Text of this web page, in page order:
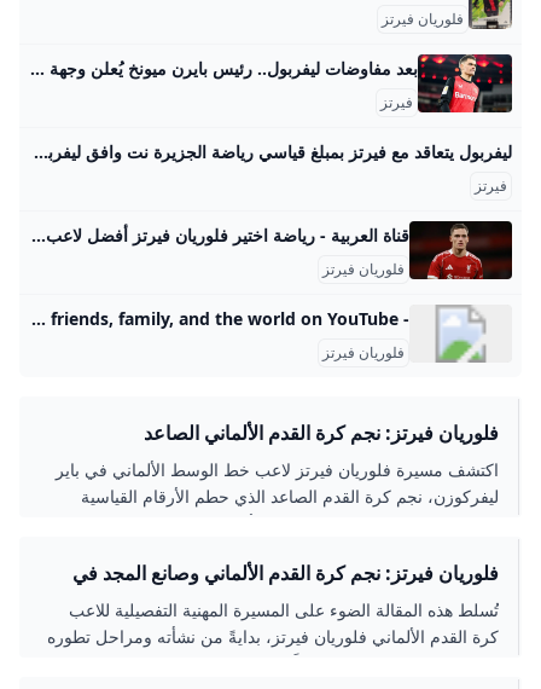
فلوريان فيرتز
بعد مفاوضات ليفربول.. رئيس بايرن ميونخ يُعلن وجهة فيرتز المقبلة - بطولات تتزايد الأنباء بشأن مستقبل فلوريان فيرتز، لاعب باير ليفركوزن الألماني، والذي يعد محل اهتمام لعدة أندية أوروبية، بما في ذلك ليفربول الإنجليزي، وبايرن ميونخ، وكشف رئيس الفريق البافاري عن الوجهة المقبلة للاعب في ظل المفاوضات من عدة أندية. كتبهدير أمينالسبت 24 مايو 2025 ,6:00 م اخر تحديث 24 مايو 2025 ,6:12 م تتزايد الأنباء بشأن مستقبل فلوريان فيرتز، لاعب باير ليفركوزن الألماني، والذي يعد محل اهتمام لعدة أندية أوروبية، بما في ذلك ليفربول الإنجليزي وبايرن ميونخ، وكشف رئيس الفريق البافاري عن الوجهة المقبلة للاعب في ظل المفاوضات من عدة أندية.
فيرتز
ليفربول يتعاقد مع فيرتز بمبلغ قياسي رياضة الجزيرة نت وافق ليفربول على دفع مبلغ قياسي بالنسبة للنادي، يصل إلى 158 مليون دولار، للتعاقد مع فلوريان فيرتز، بعدما وافق باير ليفركوزن الألماني أخيرا على العرض الذي قدمه “الليفر” الإنجليزي. list of 2 itemslist 1 of 2 ساوثغيت وزيدان أبرز المرشحين لخلافة أموريم في اليونايتد list 2 of 2 توقف صفقة انتقال رودريغو من ريال مدريد لمانشستر سيتي بسبب تمسك “السيتيزنز” بسافينيو end of list
فيرتز
قناة العربية - رياضة اختير فلوريان فيرتز أفضل لاعب ألماني للعام …. اختير لاعب الوسط الهجومي فلوريان فيرتز، المنتقل هذا الصيف من باير ليفركوزن إلى
فلوريان فيرتز
- YouTube Enjoy the videos and music you love, upload original content, and share it all with friends, family, and the world on YouTube.
فلوريان فيرتز
فلوريان فيرتز: نجم كرة القدم الألماني الصاعد
اكتشف مسيرة فلوريان فيرتز لاعب خط الوسط الألماني في باير
ليفركوزن، نجم كرة القدم الصاعد الذي حطم الأرقام القياسية
وحقق إنجازات مميزة في الدوري الألماني والمنتخب الوطني.
كرة القدم.
فلوريان فيرتز: نجم كرة القدم الألماني وصانع المجد في
ليفربول
تُسلط هذه المقالة الضوء على المسيرة المهنية التفصيلية للاعب
كرة القدم الألماني فلوريان فيرتز، بدايةً من نشأته ومراحل تطوره
مع نادي باير ليفركوزن، وصولاً إلى انتقاله التاريخي إلى نادي